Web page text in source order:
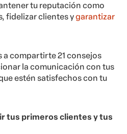
tu reputación como
fidelizar clientes ygarantizar
a compartirte 21 consejos
la comunicación con tus
estén satisfechos con tu
tus primeros clientes y tus